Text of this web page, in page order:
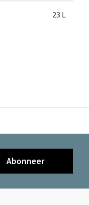
23 L
Abonneer